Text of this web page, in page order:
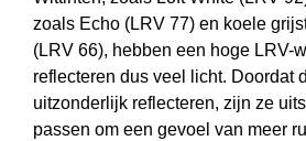
zoals Echo (LRV 77) en koele
(LRV 66), hebben een hoge LRV-
reflecteren dus veel licht. Doordat
uitzonderlijk reflecteren, zijn ze
passen om een gevoel van meer